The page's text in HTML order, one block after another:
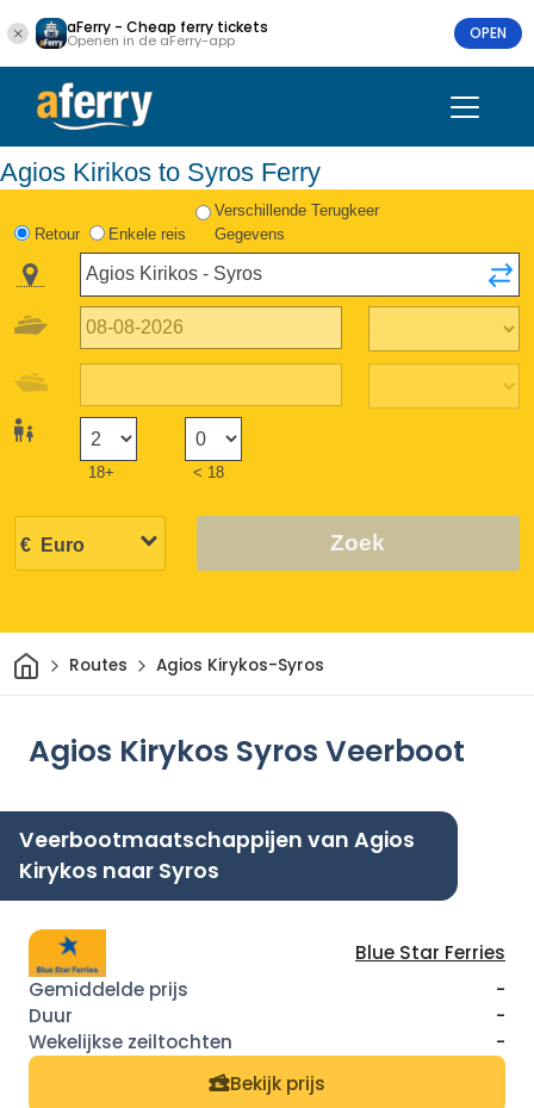
aFerry - Cheap ferry tickets
Openen in de aFerry-app OPEN
Agios Kirikos to Syros Ferry
Retour Enkele reis
Verschillende Terugkeer
Gegevens
18+ < 18
Zoek
ThuisRoutes Agios Kirykos-Syros
Agios Kirykos Syros Veerboot
Veerbootmaatschappijen van Agios
Kirykos naar Syros
Blue Star Ferries
-
-
-
Bekijk prijs